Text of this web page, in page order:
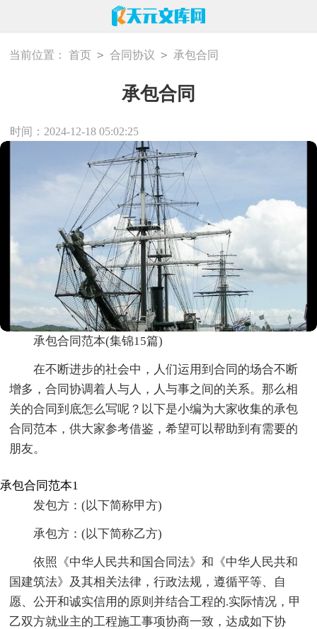
当前位置： 首页 > 合同协议 > 承包合同
承包合同
时间：2024-12-18 05:02:25
承包合同范本(集锦15篇)
在不断进步的社会中，人们运用到合同的场合不断
增多，合同协调着人与人，人与事之间的关系。那么相
关的合同到底怎么写呢？以下是小编为大家收集的承包
合同范本，供大家参考借鉴，希望可以帮助到有需要的
朋友。
承包合同范本1
发包方：(以下简称甲方)
承包方：(以下简称乙方)
依照《中华人民共和国合同法》和《中华人民共和
国建筑法》及其相关法律，行政法规，遵循平等、自
愿、公开和诚实信用的原则并结合工程的.实际情况，甲
乙双方就业主的工程施工事项协商一致，达成如下协